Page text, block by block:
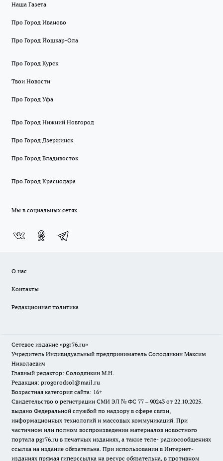
Наша Газета
Про Город Иваново
Про Город Йошкар-Ола
Про Город Курск
Твои Новости
Про Город Уфа
Про Город Нижний Новгород
Про Город Дзержинск
Про Город Владивосток
Про Город Краснодара
Мы в социальных сетях
О нас
Контакты
Редакционная политика
Сетевое издание «pgr76.ru»
Учредитель Индивидуальный предприниматель Солодянкин Максим
Николаевич
Главный редактор: Солодянкин М.Н.
Редакция: progorodsol@mail.ru
Возрастная категория сайта: 16+
Свидетельство о регистрации СМИ ЭЛ № ФС 77 – 90243 от 22.10.2025.
выдано Федеральной службой по надзору в сфере связи,
информационных технологий и массовых коммуникаций. При
частичном или полном воспроизведении материалов новостного
портала pgr76.ru в печатных изданиях, а также теле- радиосообщениях
ссылка на издание обязательна. При использовании в Интернет-
изданиях прямая гиперссылка на ресурс обязательна, в противном